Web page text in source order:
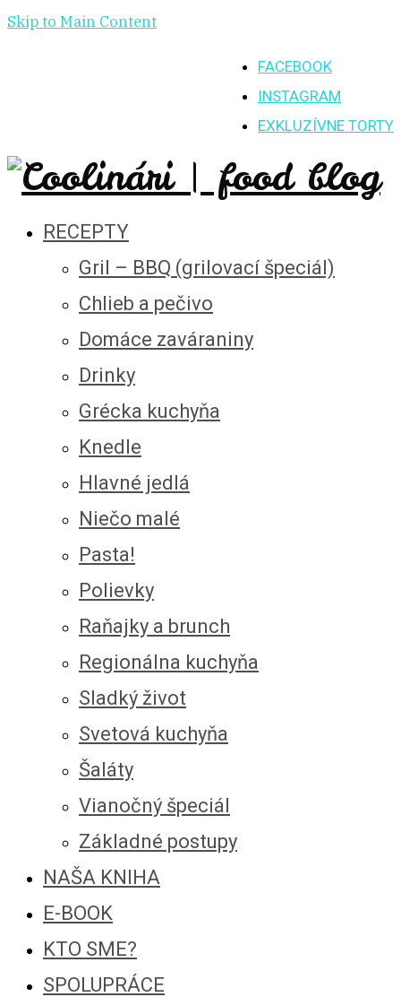
Skip to Main Content
FACEBOOK
INSTAGRAM
EXKLUZÍVNE TORTY
RECEPTY
Gril – BBQ (grilovací špeciál)
Chlieb a pečivo
Domáce zaváraniny
Drinky
Grécka kuchyňa
Knedle
Hlavné jedlá
Niečo malé
Pasta!
Polievky
Raňajky a brunch
Regionálna kuchyňa
Sladký život
Svetová kuchyňa
Šaláty
Vianočný špeciál
Základné postupy
NAŠA KNIHA
E-BOOK
KTO SME?
SPOLUPRÁCE